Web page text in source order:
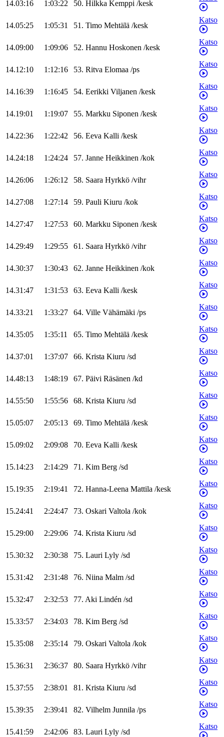
14.03:16 1:03:22 50. Hilkka Kemppi /kesk
14.05:25 1:05:31 51. Timo Mehtälä /kesk
Katso
14.09:00 1:09:06 52. Hannu Hoskonen /kesk
Katso
14.12:10 1:12:16 53. Ritva Elomaa /ps
Katso
14.16:39 1:16:45 54. Eerikki Viljanen /kesk
Katso
14.19:01 1:19:07 55. Markku Siponen /kesk
Katso
14.22:36 1:22:42 56. Eeva Kalli /kesk
Katso
14.24:18 1:24:24 57. Janne Heikkinen /kok
Katso
14.26:06 1:26:12 58. Saara Hyrkkö /vihr
Katso
14.27:08 1:27:14 59. Pauli Kiuru /kok
Katso
14.27:47 1:27:53 60. Markku Siponen /kesk
Katso
14.29:49 1:29:55 61. Saara Hyrkkö /vihr
Katso
14.30:37 1:30:43 62. Janne Heikkinen /kok
Katso
14.31:47 1:31:53 63. Eeva Kalli /kesk
Katso
14.33:21 1:33:27 64. Ville Vähämäki /ps
Katso
14.35:05 1:35:11 65. Timo Mehtälä /kesk
Katso
14.37:01 1:37:07 66. Krista Kiuru /sd
Katso
14.48:13 1:48:19 67. Päivi Räsänen /kd
Katso
14.55:50 1:55:56 68. Krista Kiuru /sd
Katso
15.05:07 2:05:13 69. Timo Mehtälä /kesk
Katso
15.09:02 2:09:08 70. Eeva Kalli /kesk
Katso
15.14:23 2:14:29 71. Kim Berg /sd
Katso
15.19:35 2:19:41 72. Hanna-Leena Mattila /kesk
Katso
15.24:41 2:24:47 73. Oskari Valtola /kok
Katso
15.29:00 2:29:06 74. Krista Kiuru /sd
Katso
15.30:32 2:30:38 75. Lauri Lyly /sd
Katso
15.31:42 2:31:48 76. Niina Malm /sd
Katso
15.32:47 2:32:53 77. Aki Lindén /sd
Katso
15.33:57 2:34:03 78. Kim Berg /sd
Katso
15.35:08 2:35:14 79. Oskari Valtola /kok
Katso
15.36:31 2:36:37 80. Saara Hyrkkö /vihr
Katso
15.37:55 2:38:01 81. Krista Kiuru /sd
Katso
15.39:35 2:39:41 82. Vilhelm Junnila /ps
Katso
15.41:59 2:42:06 83. Lauri Lyly /sd
Katso